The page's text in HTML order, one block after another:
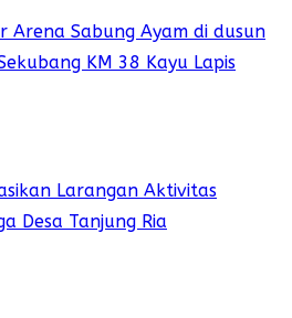
Arena Sabung Ayam di dusun
KM 38 Kayu Lapis
Larangan Aktivitas
Desa Tanjung Ria